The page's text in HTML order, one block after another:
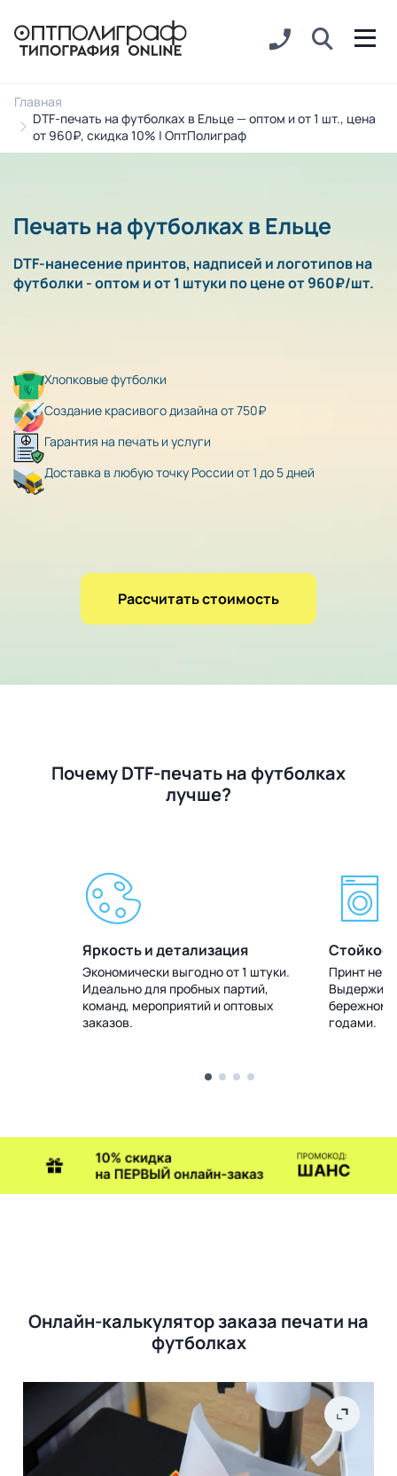
Главная
DTF-печать на футболках в Ельце — оптом и от 1 шт., цена
от 960₽, скидка 10% | ОптПолиграф
Печать на футболках в Ельце
DTF-нанесение принтов, надписей и логотипов на
футболки - оптом и от 1 штуки по цене от 960₽/шт.
Хлопковые футболки
Создание красивого дизайна от 750₽
Гарантия на печать и услуги
Доставка в любую точку России от 1 до 5 дней
Рассчитать стоимость
Почему DTF-печать на футболках
лучше?
Яркость и детализация
Экономически выгодно от 1 штуки.
Идеально для пробных партий,
команд, мероприятий и оптовых
заказов.
Принт не
бережном
годами.
Онлайн-калькулятор заказа печати на
футболках